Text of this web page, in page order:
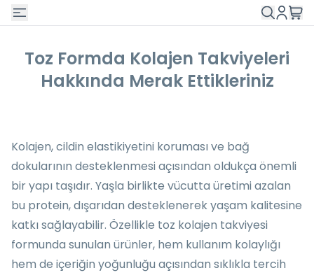
Toz Formda Kolajen Takviyeleri
Hakkında Merak Ettikleriniz
Kolajen, cildin elastikiyetini koruması ve bağ
dokularının desteklenmesi açısından oldukça önemli
bir yapı taşıdır. Yaşla birlikte vücutta üretimi azalan
bu protein, dışarıdan desteklenerek yaşam kalitesine
katkı sağlayabilir. Özellikle toz kolajen takviyesi
formunda sunulan ürünler, hem kullanım kolaylığı
hem de içeriğin yoğunluğu açısından sıklıkla tercih